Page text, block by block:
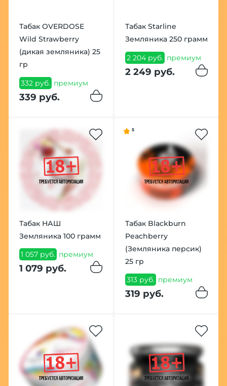
Табак OVERDOSE
Wild Strawberry
(дикая земляника) 25
гр
332 руб. премиум
339 руб.
Табак Starline
Земляника 250 грамм
2 204 руб. премиум
2 249 руб.
Табак НАШ
Земляника 100 грамм
1 057 руб. премиум
1 079 руб.
5
Табак Blackburn
Peachberry
(Земляника персик)
25 гр
313 руб. премиум
319 руб.